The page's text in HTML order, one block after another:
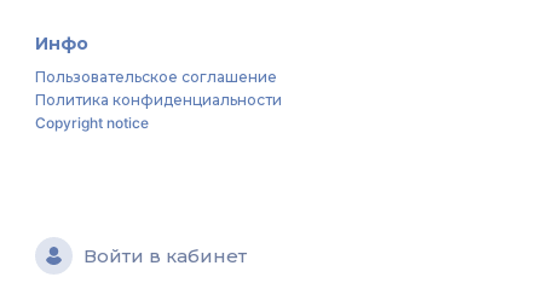
Инфо
Пользовательское соглашение
Политика конфиденциальности
Copyright notice
Войти в кабинет